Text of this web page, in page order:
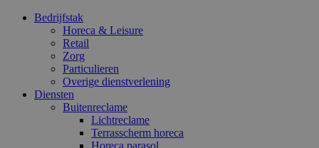
Bedrijfstak
Horeca & Leisure
Retail
Zorg
Particulieren
Overige dienstverlening
Diensten
Buitenreclame
Lichtreclame
Terrasscherm horeca
Horeca parasol